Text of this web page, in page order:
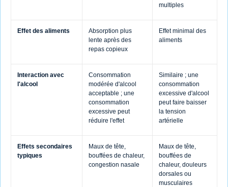
multiples
Effet des aliments
Absorption plus
lente après des
repas copieux
Effet minimal des
aliments
Interaction avec
l'alcool
Consommation
modérée d'alcool
acceptable ; une
consommation
excessive peut
réduire l'effet
Similaire ; une
consommation
excessive d'alcool
peut faire baisser
la tension
artérielle
Effets secondaires
typiques
Maux de tête,
bouffées de chaleur,
congestion nasale
Maux de tête,
bouffées de
chaleur, douleurs
dorsales ou
musculaires